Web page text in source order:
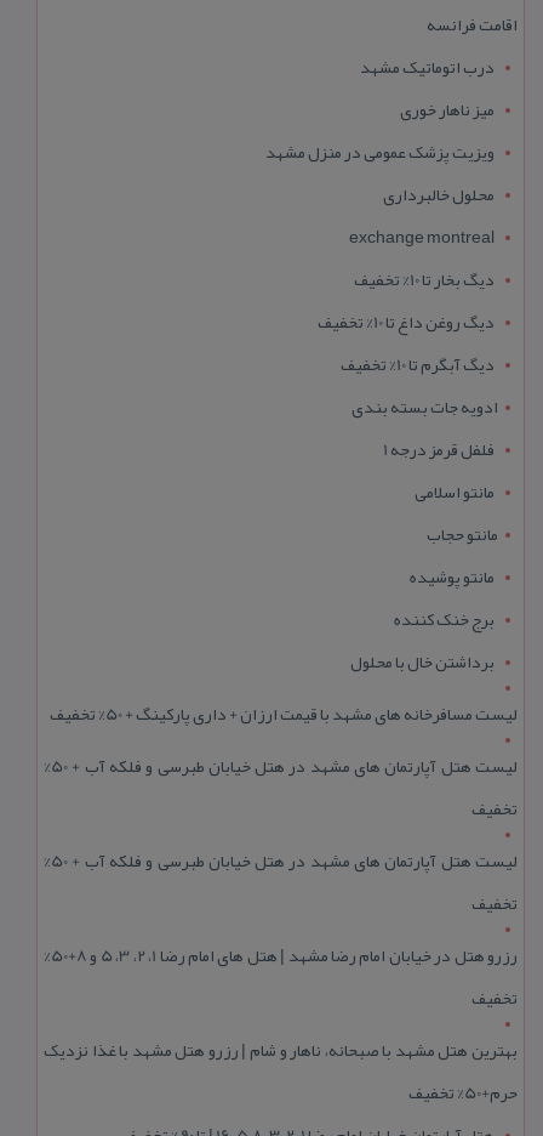
اقامت فرانسه
درب اتوماتیک مشهد
میز ناهار خوری
ویزیت پزشک عمومی در منزل مشهد
محلول خالبرداری
exchange montreal
دیگ بخار تا 10% تخفیف
دیگ روغن داغ تا 10% تخفیف
دیگ آبگرم تا 10% تخفیف
ادویه جات بسته بندی
فلفل قرمز درجه 1
مانتو اسلامی
مانتو حجاب
مانتو پوشیده
برج خنک کننده
برداشتن خال با محلول
لیست مسافرخانه های مشهد با قیمت ارزان + داری پارکینگ + 50% تخفیف
لیست هتل آپارتمان های مشهد در هتل خیابان طبرسی و فلکه آب + 50%
تخفیف
لیست هتل آپارتمان های مشهد در هتل خیابان طبرسی و فلکه آب + 50%
تخفیف
رزرو هتل در خیابان امام رضا مشهد | هتل‌ های امام رضا 1، 2، 3، 5 و 8+50%
تخفیف
بهترین هتل مشهد با صبحانه، ناهار و شام | رزرو هتل مشهد با غذا نزدیک
حرم+50% تخفیف